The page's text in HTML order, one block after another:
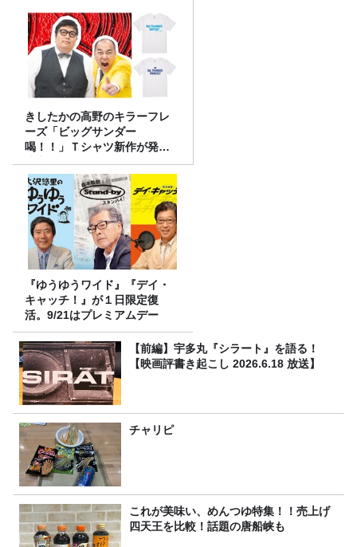
きしたかの高野のキラーフレ
ーズ「ビッグサンダー
喝！！」Ｔシャツ新作が発売
決定！
『ゆうゆうワイド』『デイ・
キャッチ！』が１日限定復
活。9/21はプレミアムデー
【前編】宇多丸『シラート』を語る！
【映画評書き起こし 2026.6.18 放送】
チャリピ
これが美味い、めんつゆ特集！！売上げ
四天王を比較！話題の唐船峡も